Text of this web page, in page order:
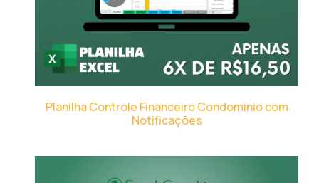
Planilha Controle Financeiro Condominio com
Notificações